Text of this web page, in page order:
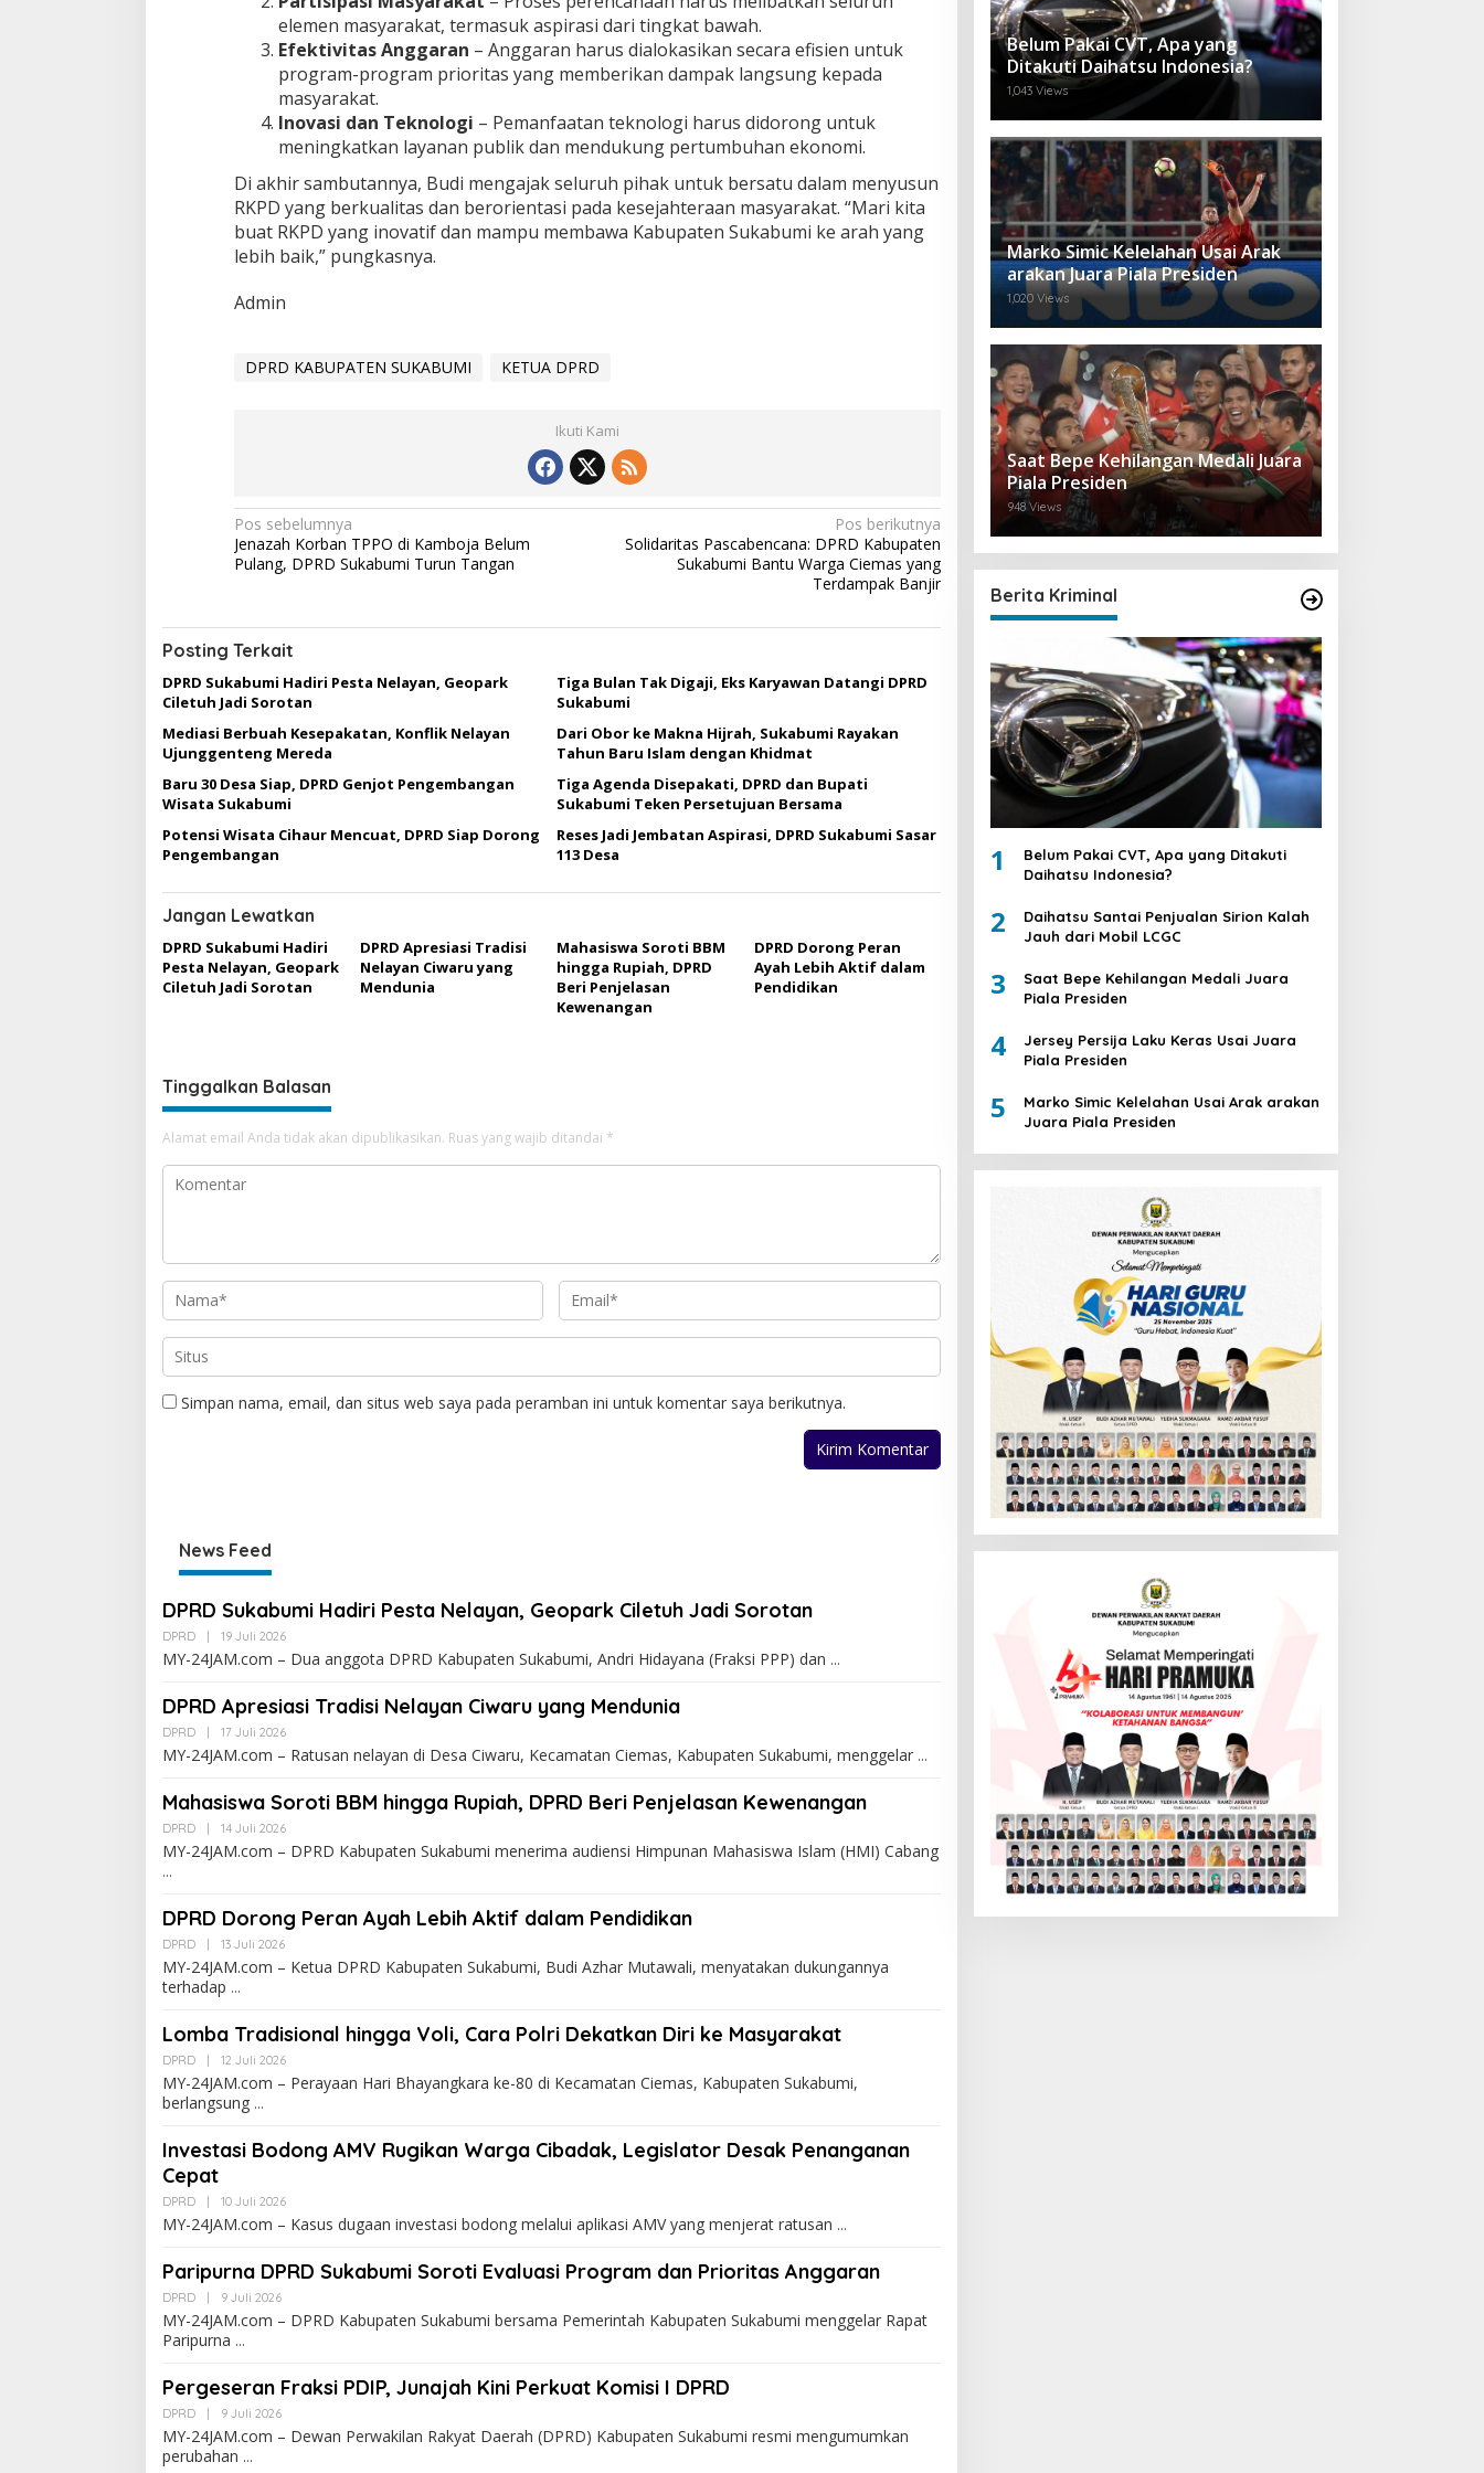
k
u
s
P
e
b
a
g
u
n
elemen masyarakat, termasuk aspirasi dari tingkat bawah.
Efektivitas Anggaran – Anggaran harus dialokasikan secara efisien untuk
program-program prioritas yang memberikan dampak langsung kepada
masyarakat.
Inovasi dan Teknologi – Pemanfaatan teknologi harus didorong untuk
meningkatkan layanan publik dan mendukung pertumbuhan ekonomi.
Di akhir sambutannya, Budi mengajak seluruh pihak untuk bersatu dalam menyusun
RKPD yang berkualitas dan berorientasi pada kesejahteraan masyarakat. “Mari kita
buat RKPD yang inovatif dan mampu membawa Kabupaten Sukabumi ke arah yang
lebih baik,” pungkasnya.
Admin
DPRD KABUPATEN SUKABUMI KETUA DPRD
Ikuti Kami
N
a
i
g
a
s
i
p
o
s
Pos sebelumnya
Jenazah Korban TPPO di Kamboja Belum
Pulang, DPRD Sukabumi Turun Tangan
Pos berikutnya
Solidaritas Pascabencana: DPRD Kabupaten
Sukabumi Bantu Warga Ciemas yang
Terdampak Banjir
Posting Terkait
DPRD Sukabumi Hadiri Pesta Nelayan, Geopark
Ciletuh Jadi Sorotan
Tiga Bulan Tak Digaji, Eks Karyawan Datangi DPRD
Sukabumi
Mediasi Berbuah Kesepakatan, Konflik Nelayan
Ujunggenteng Mereda
Dari Obor ke Makna Hijrah, Sukabumi Rayakan
Tahun Baru Islam dengan Khidmat
Baru 30 Desa Siap, DPRD Genjot Pengembangan
Wisata Sukabumi
Tiga Agenda Disepakati, DPRD dan Bupati
Sukabumi Teken Persetujuan Bersama
Potensi Wisata Cihaur Mencuat, DPRD Siap Dorong
Pengembangan
Reses Jadi Jembatan Aspirasi, DPRD Sukabumi Sasar
113 Desa
Jangan Lewatkan
DPRD Sukabumi Hadiri
Pesta Nelayan, Geopark
Ciletuh Jadi Sorotan
DPRD Apresiasi Tradisi
Nelayan Ciwaru yang
Mendunia
Mahasiswa Soroti BBM
hingga Rupiah, DPRD
Beri Penjelasan
Kewenangan
DPRD Dorong Peran
Ayah Lebih Aktif dalam
Pendidikan
Tinggalkan Balasan
Alamat email Anda tidak akan dipublikasikan. Ruas yang wajib ditandai *
Simpan nama, email, dan situs web saya pada peramban ini untuk komentar saya berikutnya.
News Feed
DPRD Sukabumi Hadiri Pesta Nelayan, Geopark Ciletuh Jadi Sorotan
DPRD 19 Juli 2026
MY-24JAM.com – Dua anggota DPRD Kabupaten Sukabumi, Andri Hidayana (Fraksi PPP) dan
DPRD Apresiasi Tradisi Nelayan Ciwaru yang Mendunia
DPRD 17 Juli 2026
MY-24JAM.com – Ratusan nelayan di Desa Ciwaru, Kecamatan Ciemas, Kabupaten Sukabumi, menggelar
Mahasiswa Soroti BBM hingga Rupiah, DPRD Beri Penjelasan Kewenangan
DPRD 14 Juli 2026
MY-24JAM.com – DPRD Kabupaten Sukabumi menerima audiensi Himpunan Mahasiswa Islam (HMI) Cabang
DPRD Dorong Peran Ayah Lebih Aktif dalam Pendidikan
DPRD 13 Juli 2026
MY-24JAM.com – Ketua DPRD Kabupaten Sukabumi, Budi Azhar Mutawali, menyatakan dukungannya
terhadap
Lomba Tradisional hingga Voli, Cara Polri Dekatkan Diri ke Masyarakat
DPRD 12 Juli 2026
MY-24JAM.com – Perayaan Hari Bhayangkara ke-80 di Kecamatan Ciemas, Kabupaten Sukabumi,
berlangsung
Investasi Bodong AMV Rugikan Warga Cibadak, Legislator Desak Penanganan
Cepat
DPRD 10 Juli 2026
MY-24JAM.com – Kasus dugaan investasi bodong melalui aplikasi AMV yang menjerat ratusan
Paripurna DPRD Sukabumi Soroti Evaluasi Program dan Prioritas Anggaran
DPRD 9 Juli 2026
MY-24JAM.com – DPRD Kabupaten Sukabumi bersama Pemerintah Kabupaten Sukabumi menggelar Rapat
Paripurna
Pergeseran Fraksi PDIP, Junajah Kini Perkuat Komisi I DPRD
DPRD 9 Juli 2026
MY-24JAM.com – Dewan Perwakilan Rakyat Daerah (DPRD) Kabupaten Sukabumi resmi mengumumkan
perubahan
Belum Pakai CVT, Apa yang
Ditakuti Daihatsu Indonesia?
1,043 Views
Marko Simic Kelelahan Usai Arak
arakan Juara Piala Presiden
1,020 Views
Saat Bepe Kehilangan Medali Juara
Piala Presiden
948 Views
Berita Kriminal
1
Belum Pakai CVT, Apa yang Ditakuti
Daihatsu Indonesia?
2
Daihatsu Santai Penjualan Sirion Kalah
Jauh dari Mobil LCGC
3
Saat Bepe Kehilangan Medali Juara
Piala Presiden
4
Jersey Persija Laku Keras Usai Juara
Piala Presiden
5
Marko Simic Kelelahan Usai Arak arakan
Juara Piala Presiden